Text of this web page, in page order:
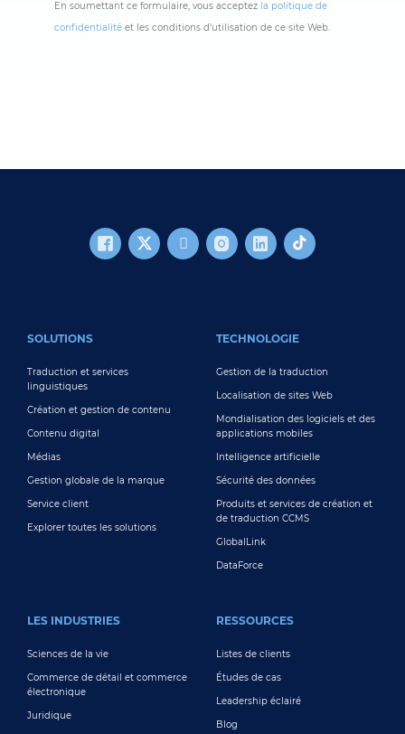
En soumettant ce formulaire, vous acceptez la politique de
confidentialité et les conditions d’utilisation de ce site Web.
SOLUTIONS
Traduction et services
linguistiques
Création et gestion de contenu
Contenu digital
Médias
Gestion globale de la marque
Service client
Explorer toutes les solutions
TECHNOLOGIE
Gestion de la traduction
Localisation de sites Web
Mondialisation des logiciels et des
applications mobiles
Intelligence artificielle
Sécurité des données
Produits et services de création et
de traduction CCMS
GlobalLink
DataForce
LES INDUSTRIES
Sciences de la vie
Commerce de détail et commerce
électronique
Juridique
RESSOURCES
Listes de clients
Études de cas
Leadership éclairé
Blog